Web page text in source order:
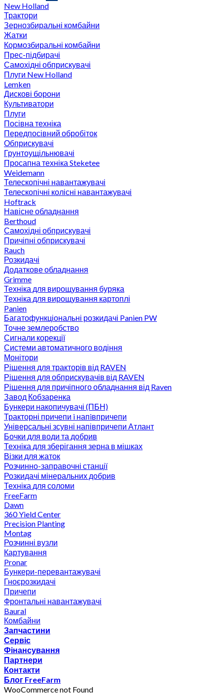
New Holland
Трактори
Зернозбиральні комбайни
Жатки
Кормозбиральні комбайни
Прес-підбирачі
Самохідні обприскувачі
Плуги New Holland
Lemken
Дискові борони
Культиватори
Плуги
Посівна техніка
Передпосівний обробіток
Обприскувачі
Грунтоущільнювачі
Просапна техніка Steketee
Weidemann
Телескопічні навантажувачі
Телескопічні колісні навантажувачі
Hoftrack
Навісне обладнання
Berthoud
Самохідні обприскувачі
Причіпні обприскувачі
Rauch
Розкидачі
Додаткове обладнання
Grimme
Техніка для вирощування буряка
Техніка для вирощування картоплі
Panien
Багатофункціональні розкидачі Panien PW
Точне землеробство
Сигнали корекції
Системи автоматичного водіння
Монітори
Рішення для тракторів від RAVEN
Рішення для обприскувачів від RAVEN
Рішення для причіпного обладнання від Raven
Завод Кобзаренка
Бункери накопичувачі (ПБН)
Тракторні причепи i напiвпричепи
Універсальні зсувні напівпричепи Атлант
Бочки для води та добрив
Техніка для зберігання зерна в мішках
Візки для жаток
Розчинно-заправочні станції
Розкидачі мінеральних добрив
Техніка для соломи
FreeFarm
Dawn
360 Yield Center
Precision Planting
Montag
Розчинні вузли
Картування
Pronar
Бункери-перевантажувачі
Гноєрозкидачі
Причепи
Фронтальні навантажувачі
Baural
Комбайни
Запчастини
Сервіс
Фінансування
Партнери
Контакти
Блог FreeFarm
WooCommerce not Found